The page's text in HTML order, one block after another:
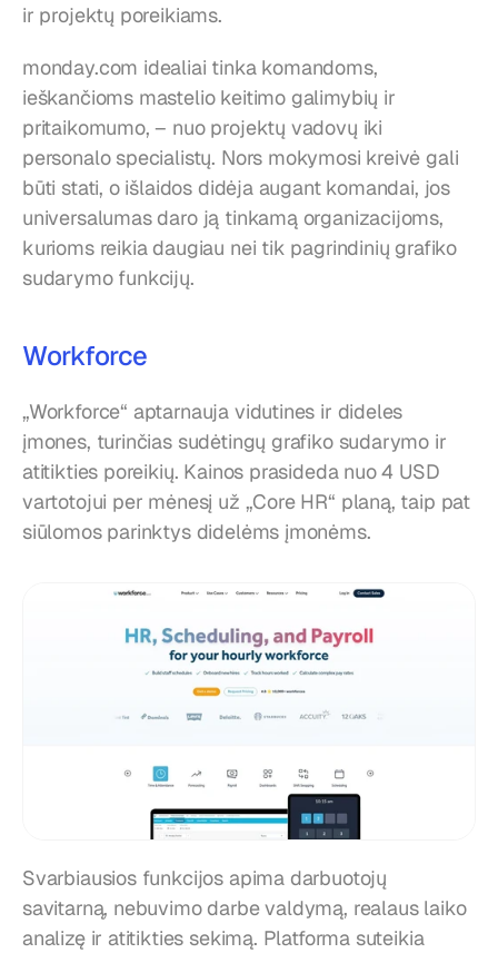
ir projektų poreikiams.
monday.com idealiai tinka komandoms,
ieškančioms mastelio keitimo galimybių ir
pritaikomumo, – nuo projektų vadovų iki
personalo specialistų. Nors mokymosi kreivė gali
būti stati, o išlaidos didėja augant komandai, jos
universalumas daro ją tinkamą organizacijoms,
kurioms reikia daugiau nei tik pagrindinių grafiko
sudarymo funkcijų.
Workforce
„Workforce“ aptarnauja vidutines ir dideles
įmones, turinčias sudėtingų grafiko sudarymo ir
atitikties poreikių. Kainos prasideda nuo 4 USD
vartotojui per mėnesį už „Core HR“ planą, taip pat
siūlomos parinktys didelėms įmonėms.
Svarbiausios funkcijos apima darbuotojų
savitarną, nebuvimo darbe valdymą, realaus laiko
analizę ir atitikties sekimą. Platforma suteikia